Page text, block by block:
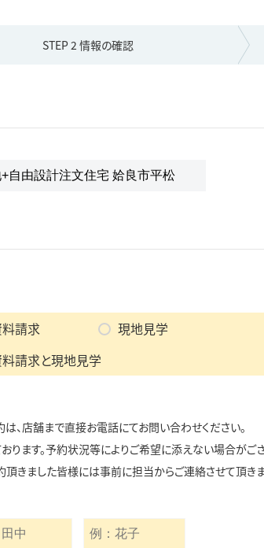
STEP 2 情報の確認
請求
現地見学
請求と現地見学
、店舗まで直接お電話にてお問い合わせください。
ます。予約状況等によりご希望に添えない場合がござ
きました皆様には事前に担当からご連絡させて頂きま